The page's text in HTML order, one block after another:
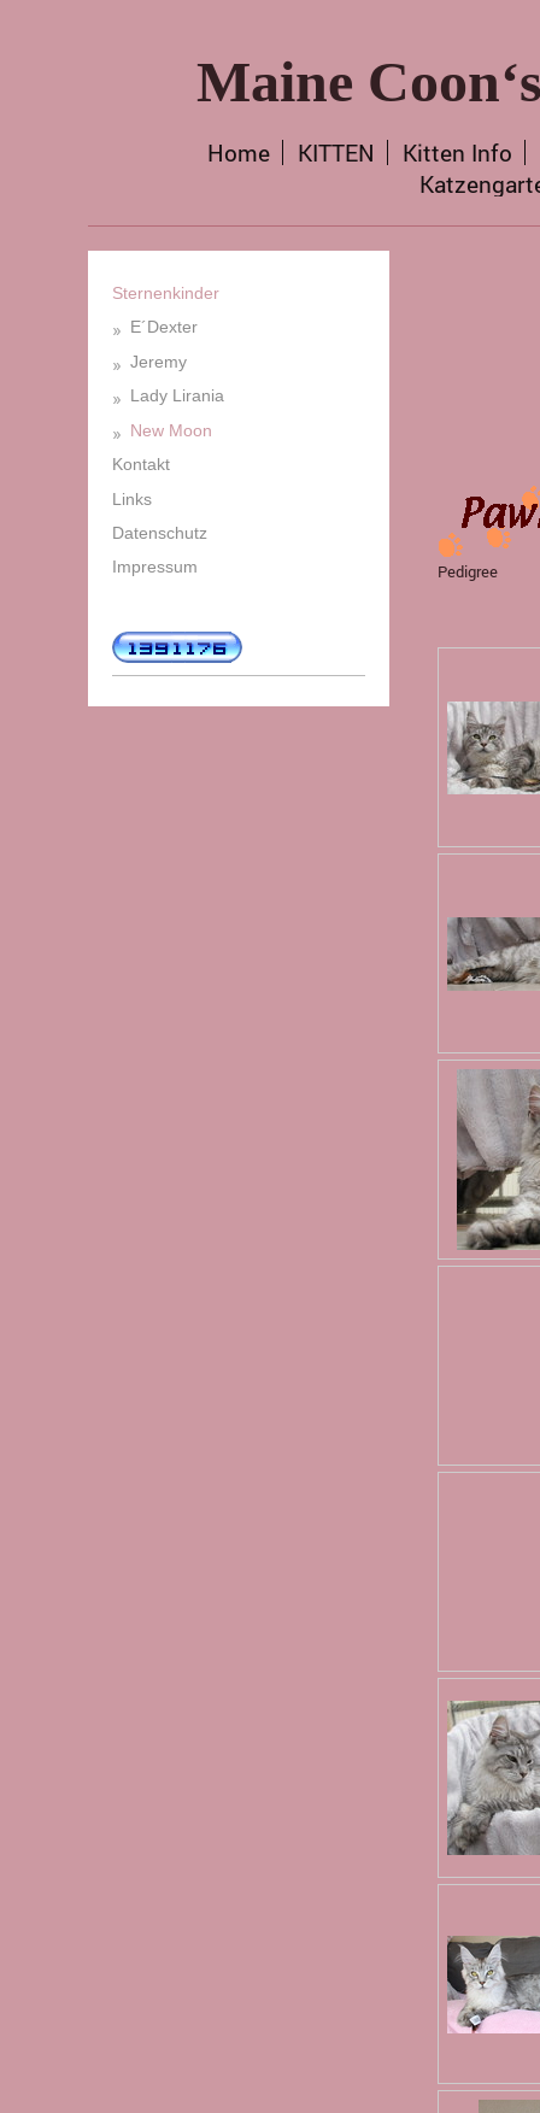
Maine
Home KITTEN Kitten Info
Pedigree
Sternenkinder
E´Dexter
Jeremy
Lady Lirania
New Moon
Kontakt
Links
Datenschutz
Impressum